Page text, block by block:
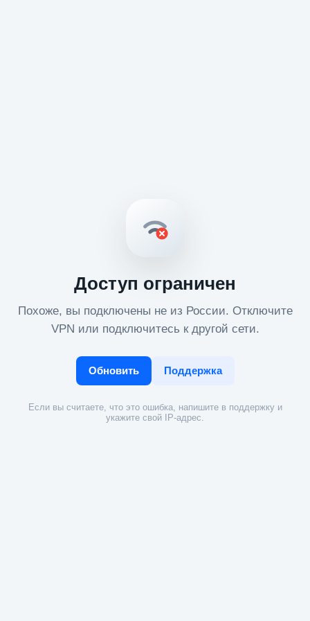
Доступ ограничен
Похоже, вы подключены не из России. Отключите
VPN или подключитесь к другой сети.
Обновить Поддержка
Если вы считаете, что это ошибка, напишите в поддержку и
укажите свой IP-адрес.